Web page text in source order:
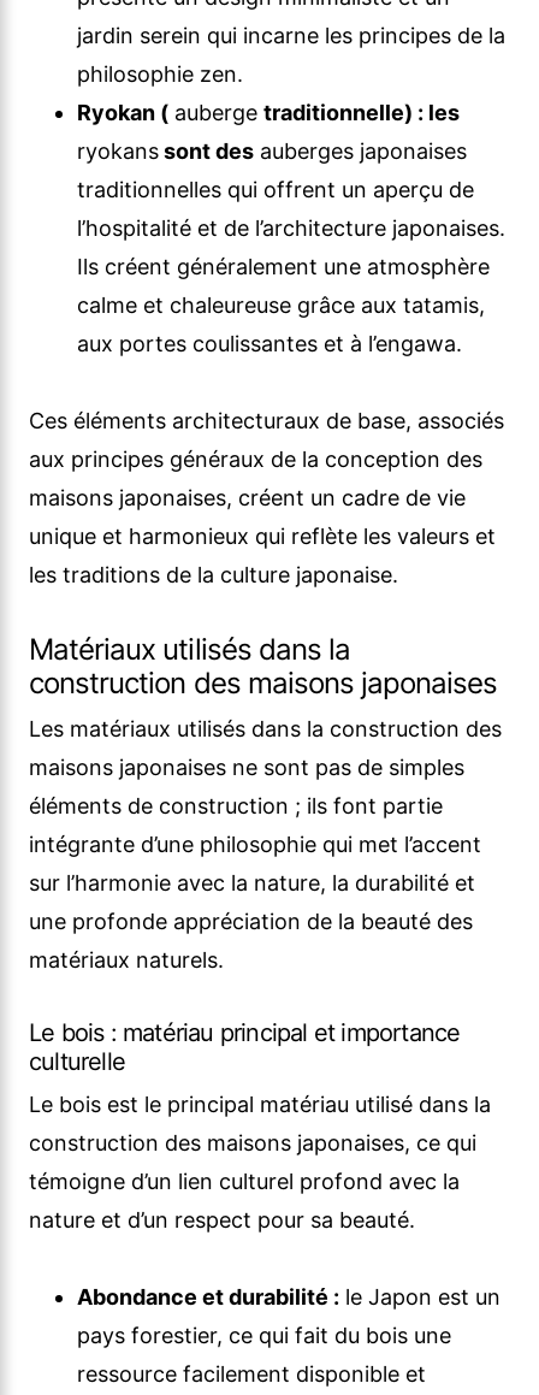
jardin serein qui incarne les principes de la
philosophie zen.
Ryokan ( auberge traditionnelle) : les
ryokanssont des auberges japonaises
traditionnelles qui offrent un aperçu de
l’hospitalité et de l’architecture japonaises.
Ils créent généralement une atmosphère
calme et chaleureuse grâce aux tatamis,
aux portes coulissantes et à l’engawa.
Ces éléments architecturaux de base, associés
aux principes généraux de la conception des
maisons japonaises, créent un cadre de vie
unique et harmonieux qui reflète les valeurs et
les traditions de la culture japonaise.
Matériaux utilisés dans la
construction des maisons japonaises
Les matériaux utilisés dans la construction des
maisons japonaises ne sont pas de simples
éléments de construction ; ils font partie
intégrante d’une philosophie qui met l’accent
sur l’harmonie avec la nature, la durabilité et
une profonde appréciation de la beauté des
matériaux naturels.
Le bois : matériau principal et importance
culturelle
Le bois est le principal matériau utilisé dans la
construction des maisons japonaises, ce qui
témoigne d’un lien culturel profond avec la
nature et d’un respect pour sa beauté.
Abondance et durabilité : le Japon est un
pays forestier, ce qui fait du bois une
ressource facilement disponible et